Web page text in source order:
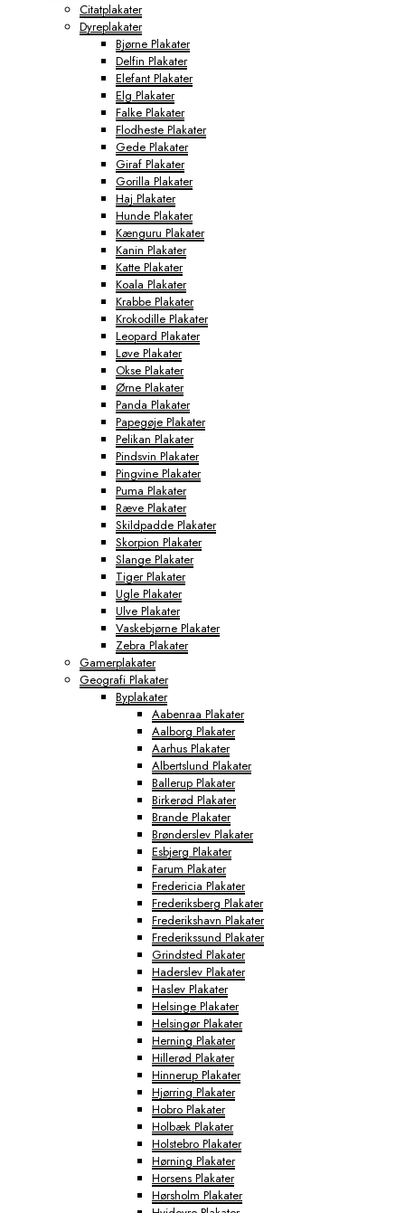
Citatplakater
Dyreplakater
Bjørne Plakater
Delfin Plakater
Elefant Plakater
Elg Plakater
Falke Plakater
Flodheste Plakater
Gede Plakater
Giraf Plakater
Gorilla Plakater
Haj Plakater
Hunde Plakater
Kænguru Plakater
Kanin Plakater
Katte Plakater
Koala Plakater
Krabbe Plakater
Krokodille Plakater
Leopard Plakater
Løve Plakater
Okse Plakater
Ørne Plakater
Panda Plakater
Papegøje Plakater
Pelikan Plakater
Pindsvin Plakater
Pingvine Plakater
Puma Plakater
Ræve Plakater
Skildpadde Plakater
Skorpion Plakater
Slange Plakater
Tiger Plakater
Ugle Plakater
Ulve Plakater
Vaskebjørne Plakater
Zebra Plakater
Gamerplakater
Geografi Plakater
Byplakater
Aabenraa Plakater
Aalborg Plakater
Aarhus Plakater
Albertslund Plakater
Ballerup Plakater
Birkerød Plakater
Brande Plakater
Brønderslev Plakater
Esbjerg Plakater
Farum Plakater
Fredericia Plakater
Frederiksberg Plakater
Frederikshavn Plakater
Frederikssund Plakater
Grindsted Plakater
Haderslev Plakater
Haslev Plakater
Helsinge Plakater
Helsingør Plakater
Herning Plakater
Hillerød Plakater
Hinnerup Plakater
Hjørring Plakater
Hobro Plakater
Holbæk Plakater
Holstebro Plakater
Hørning Plakater
Horsens Plakater
Hørsholm Plakater